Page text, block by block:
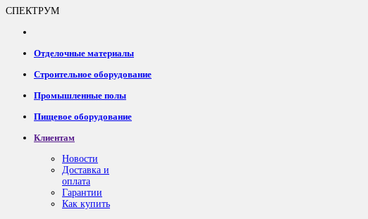
СПЕКТРУМ
Отделочные материалы
Строительное оборудование
Промышленные полы
Пищевое оборудование
Клиентам
Новости
Доставка и
оплата
Гарантии
Как купить